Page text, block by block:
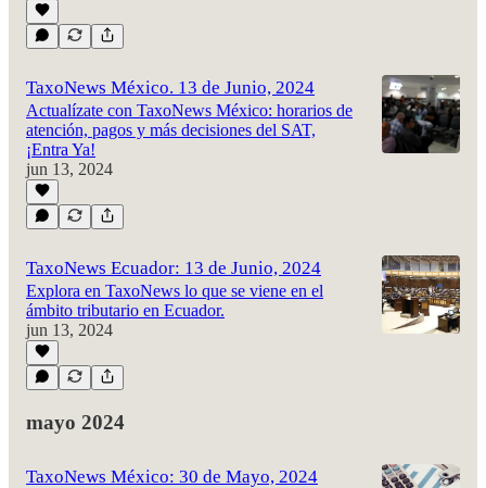
TaxoNews México. 13 de Junio, 2024
Actualízate con TaxoNews México: horarios de
atención, pagos y más decisiones del SAT,
¡Entra Ya!
jun 13, 2024
TaxoNews Ecuador: 13 de Junio, 2024
Explora en TaxoNews lo que se viene en el
ámbito tributario en Ecuador.
jun 13, 2024
mayo 2024
TaxoNews México: 30 de Mayo, 2024